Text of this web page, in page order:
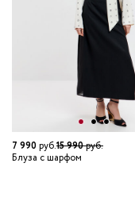
7 990руб.15 990руб.
Блуза с шарфом